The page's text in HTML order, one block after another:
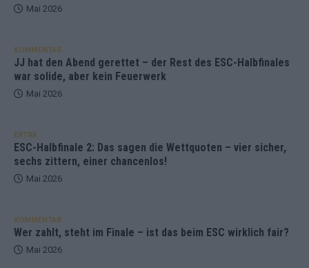
Mai 2026
KOMMENTAR
JJ hat den Abend gerettet – der Rest des ESC-Halbfinales
war solide, aber kein Feuerwerk
Mai 2026
EXTRA
ESC-Halbfinale 2: Das sagen die Wettquoten – vier sicher,
sechs zittern, einer chancenlos!
Mai 2026
KOMMENTAR
Wer zahlt, steht im Finale – ist das beim ESC wirklich fair?
Mai 2026